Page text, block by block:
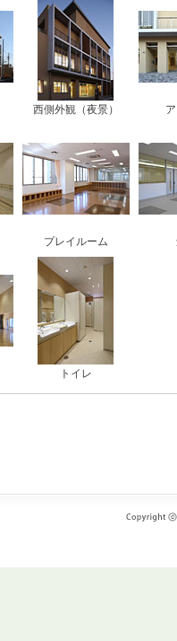
西側外観（夜景）
プレイルーム
トイレ